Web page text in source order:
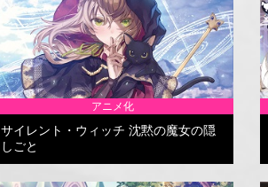
アニメ化
サイレント・ウィッチ 沈黙の魔女の隠
しごと